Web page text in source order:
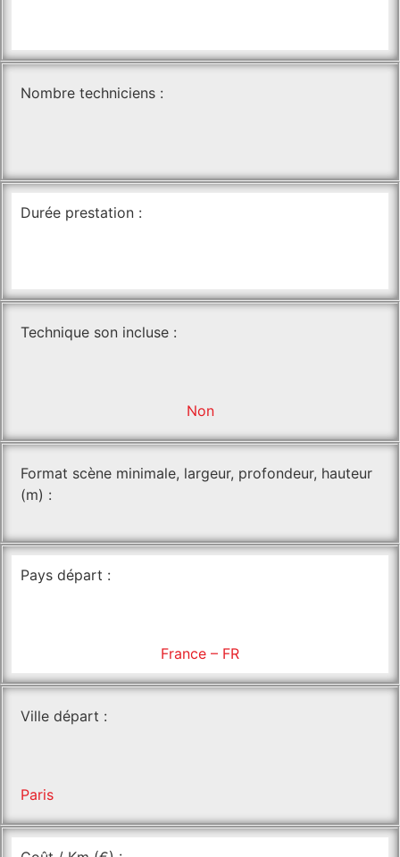
Nombre techniciens :
Durée prestation :
Technique son incluse :
Non
Format scène minimale, largeur, profondeur, hauteur
(m) :
Pays départ :
France – FR
Ville départ :
Paris